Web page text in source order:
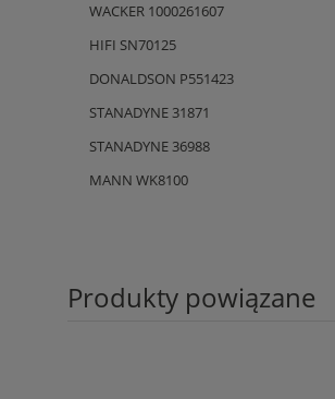
WACKER 1000261607
HIFI SN70125
DONALDSON P551423
STANADYNE 31871
STANADYNE 36988
MANN WK8100
Produkty powiązane